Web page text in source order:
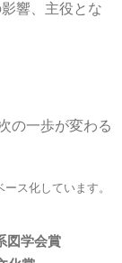
響、主役とな
の一歩が変わる
ス化しています。
図学会賞